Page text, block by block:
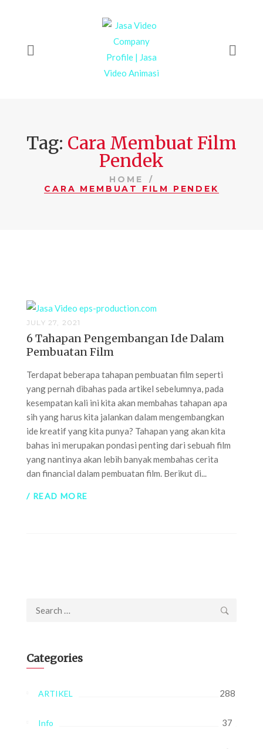
Tag: Cara Membuat Film
Pendek
HOME
CARA MEMBUAT FILM PENDEK
JULY 27, 2021
6 Tahapan Pengembangan Ide Dalam
Pembuatan Film
Terdapat beberapa tahapan pembuatan film seperti
yang pernah dibahas pada artikel sebelumnya, pada
kesempatan kali ini kita akan membahas tahapan apa
sih yang harus kita jalankan dalam mengembangkan
ide kreatif yang kita punya? Tahapan yang akan kita
bahas ini merupakan pondasi penting dari sebuah film
yang nantinya akan lebih banyak membahas cerita
dan financial dalam pembuatan film. Berikut di...
/ READ MORE
Search
Categories
ARTIKEL 288
Info 37